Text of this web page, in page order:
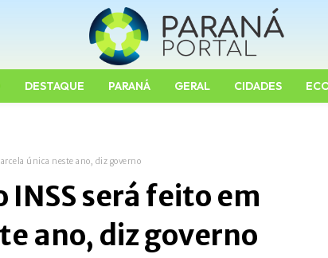
DESTAQUE PARANÁ GERAL CIDADES
única neste ano, diz governo
será feito em
ano, diz governo